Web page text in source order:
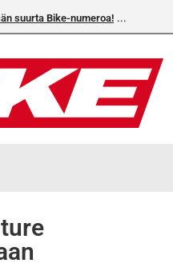
EM-challengessä